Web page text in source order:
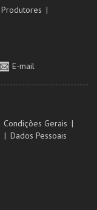
Produtores
E-mail
Condições Gerais
Dados Pessoais